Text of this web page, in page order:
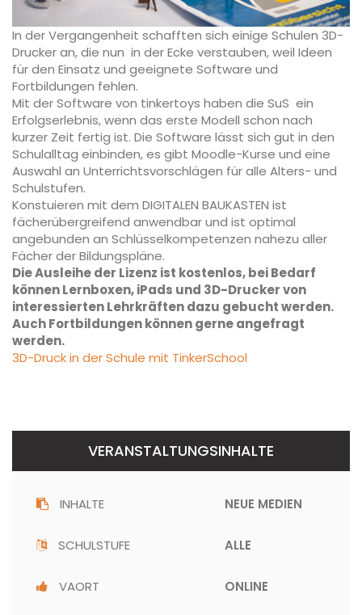
In der Vergangenheit schafften sich einige Schulen 3D-
Drucker an, die nun in der Ecke verstauben, weil Ideen
für den Einsatz und geeignete Software und
Fortbildungen fehlen.
Mit der Software von tinkertoys haben die SuS ein
Erfolgserlebnis, wenn das erste Modell schon nach
kurzer Zeit fertig ist. Die Software lässt sich gut in den
Schulalltag einbinden, es gibt Moodle-Kurse und eine
Auswahl an Unterrichtsvorschlägen für alle Alters- und
Schulstufen.
Konstuieren mit dem DIGITALEN BAUKASTEN ist
fächerübergreifend anwendbar und ist optimal
angebunden an Schlüsselkompetenzen nahezu aller
Fächer der Bildungspläne.
Die Ausleihe der Lizenz ist kostenlos, bei Bedarf
können Lernboxen, iPads und 3D-Drucker von
interessierten Lehrkräften dazu gebucht werden.
Auch Fortbildungen können gerne angefragt
werden.
3D-Druck in der Schule mit TinkerSchool
VERANSTALTUNGSINHALTE
INHALTE NEUE MEDIEN
SCHULSTUFE ALLE
VAORT ONLINE